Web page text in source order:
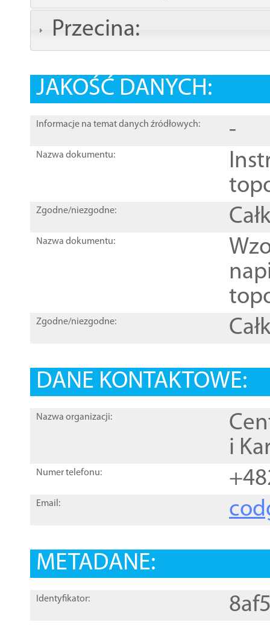
Przecina:
JAKOŚĆ DANYCH:
Informacje na temat danych źródłowych: -
Nazwa dokumentu:
Zgodne/niezgodne:
Nazwa dokumentu:
Zgodne/niezgodne:
DANE KONTAKTOWE:
Nazwa organizacji:
i
Numer telefonu:
Email:
METADANE:
Identyfikator: